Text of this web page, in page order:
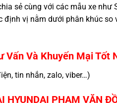
sẻ cùng với các mẫu xe như
vị nằm dưới phân khúc so
Vấn Và Khuyến Mại Tốt
tin nhắn, zalo, viber…)
HYUNDAI PHẠM VĂN